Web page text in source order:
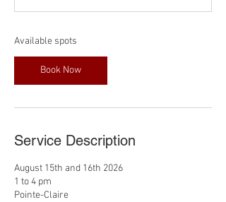
s
Available spots
Book Now
Service Description
August 15th and 16th 2026
1 to 4 pm
Pointe-Claire